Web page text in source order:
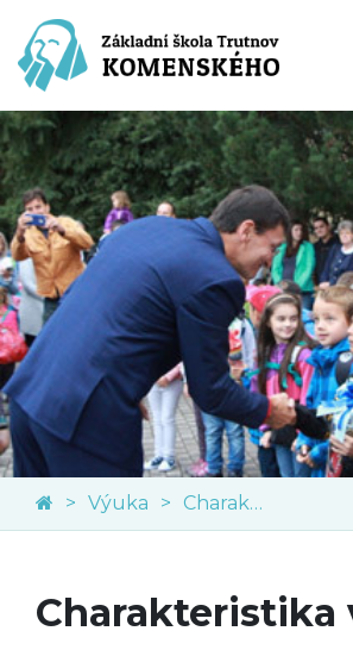
Výuka Charakteristika
Charakteristika